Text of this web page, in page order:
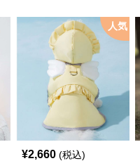
人気
¥2,660 (税込)